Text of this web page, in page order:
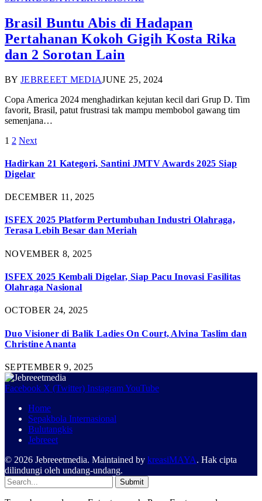
Brasil Buntu Abis di Hadapan
Pertahanan Kokoh Gigih Kosta Rika
dan 2 Sorotan Lain
BY JEBREEET MEDIAJUNE 25, 2024
Copa America 2024 menghadirkan kejutan kecil dari Grup D. Tim
favorit, Brasil, patut frustrasi tak mampu membobol gawang tim
semenjana…
1 2 Next
Hadirkan 21 Kategori, Santini JMTV Awards 2025 Siap
Digelar
DECEMBER 11, 2025
ISFEX 2025 Platform Pertumbuhan Industri Olahraga,
Terasa Lebih Besar dan Meriah
NOVEMBER 8, 2025
ISFEX 2025 Kembali Digelar, Siap Pacu Inovasi Fasilitas
Olahraga Nasional
OCTOBER 24, 2025
Duo Visioner di Balik Ladies On Court, Alvina Taslim dan
Christine Ananta
SEPTEMBER 9, 2025
Facebook X (Twitter) InstagramYouTube
Home
Sepakbola Internasional
Bulutangkis
Jebreeet
© 2026 Jebreeetmedia. Maintained by kreasiMAYA. Hak cipta
dilindungi oleh undang-undang.
Submit